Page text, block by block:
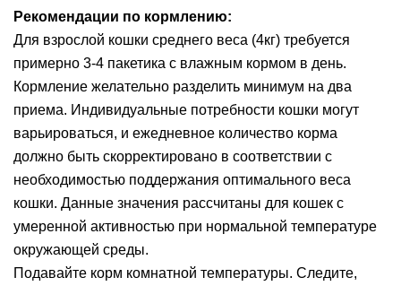
Рекомендации по кормлению:
Для взрослой кошки среднего веса (4кг) требуется
примерно 3-4 пакетика с влажным кормом в день.
Кормление желательно разделить минимум на два
приема. Индивидуальные потребности кошки могут
варьироваться, и ежедневное количество корма
должно быть скорректировано в соответствии с
необходимостью поддержания оптимального веса
кошки. Данные значения рассчитаны для кошек с
умеренной активностью при нормальной температуре
окружающей среды.
Подавайте корм комнатной температуры. Следите,